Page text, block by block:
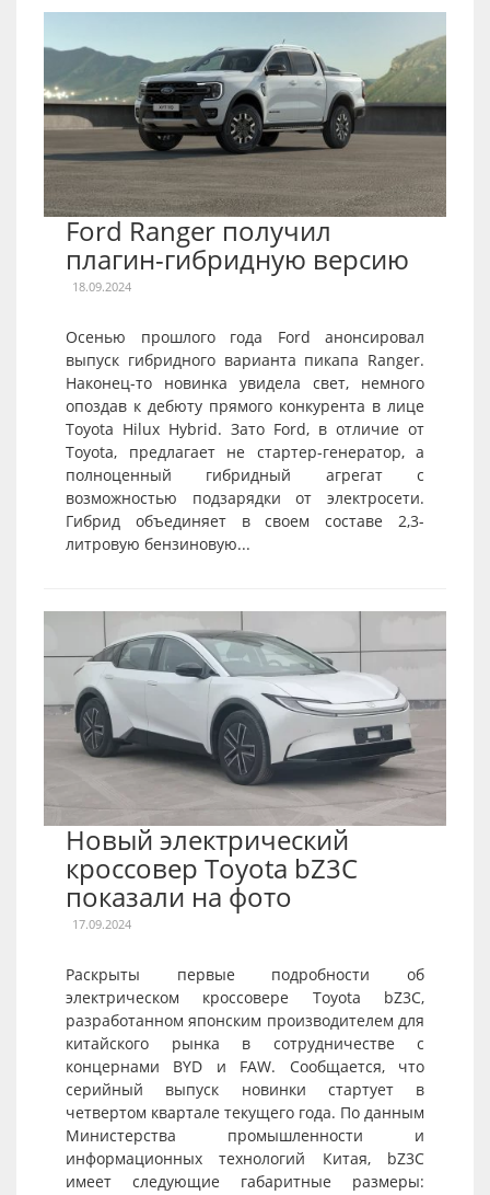
Ford Ranger получил
плагин-гибридную версию
18.09.2024
Осенью прошлого года Ford анонсировал
выпуск гибридного варианта пикапа Ranger.
Наконец-то новинка увидела свет, немного
опоздав к дебюту прямого конкурента в лице
Toyota Hilux Hybrid. Зато Ford, в отличие от
Toyota, предлагает не стартер-генератор, а
полноценный гибридный агрегат с
возможностью подзарядки от электросети.
Гибрид объединяет в своем составе 2,3-
литровую бензиновую...
Новый электрический
кроссовер Toyota bZ3C
показали на фото
17.09.2024
Раскрыты первые подробности об
электрическом кроссовере Toyota bZ3C,
разработанном японским производителем для
китайского рынка в сотрудничестве с
концернами BYD и FAW. Сообщается, что
серийный выпуск новинки стартует в
четвертом квартале текущего года. По данным
Министерства промышленности и
информационных технологий Китая, bZ3C
имеет следующие габаритные размеры: